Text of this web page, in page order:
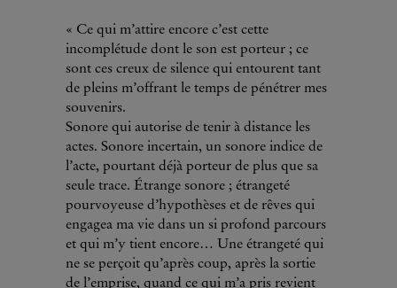
« Ce qui m’attire encore c’est cette
incomplétude dont le son est porteur ; ce
sont ces creux de silence qui entourent tant
de pleins m’offrant le temps de pénétrer mes
souvenirs.
Sonore qui autorise de tenir à distance les
actes. Sonore incertain, un sonore indice de
l’acte, pourtant déjà porteur de plus que sa
seule trace. Étrange sonore ; étrangeté
pourvoyeuse d’hypothèses et de rêves qui
engagea ma vie dans un si profond parcours
et qui m’y tient encore… Une étrangeté qui
ne se perçoit qu’après coup, après la sortie
de l’emprise, quand ce qui m’a pris revient